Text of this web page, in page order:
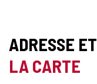
ADRESSE ET
LA CARTE